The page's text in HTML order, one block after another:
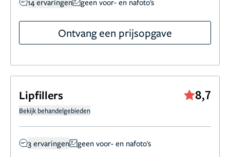
Ontvang een prijsopgave
Lipfillers 8,7
Bekijk behandelgebieden
3 ervaringen geen voor- en nafoto's